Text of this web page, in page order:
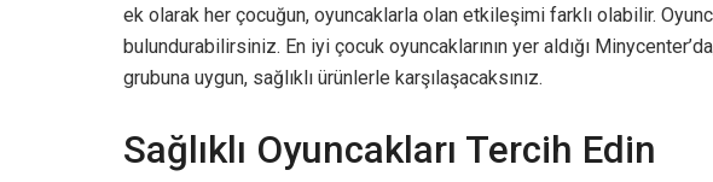
ek olarak her çocuğun, oyuncaklarla olan etkileşimi farklı olabilir.
bulundurabilirsiniz. En iyi çocuk oyuncaklarının yer aldığı
grubuna uygun, sağlıklı ürünlerle karşılaşacaksınız.
Sağlıklı Oyuncakları Tercih Edin